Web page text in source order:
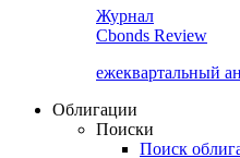
Cbonds Review
ежеквартальный